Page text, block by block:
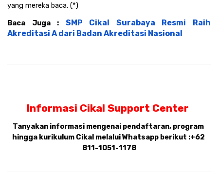
yang mereka baca. (*)
Baca Juga : SMP Cikal Surabaya Resmi Raih
Akreditasi A dari Badan Akreditasi Nasional
Informasi Cikal Support Center
Tanyakan informasi mengenai pendaftaran, program
hingga kurikulum Cikal melalui Whatsapp berikut :+62
811-1051-1178